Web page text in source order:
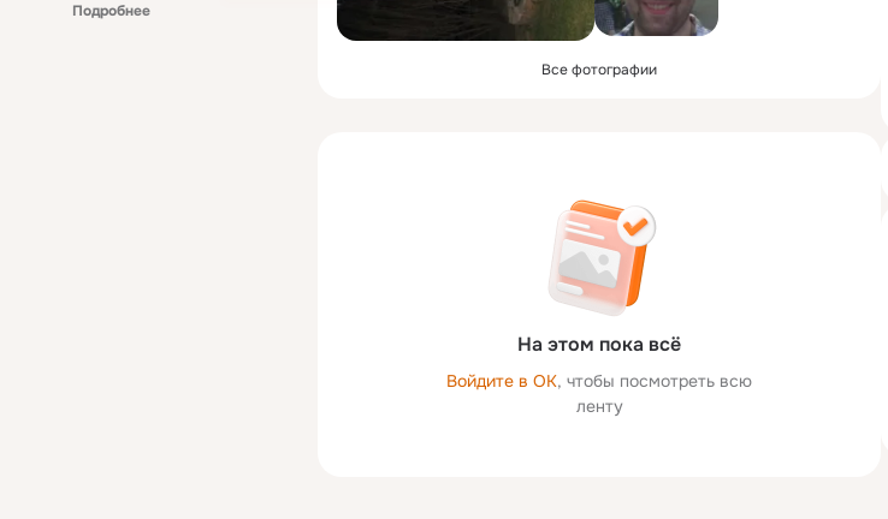
Подробнее
Все фотографии
На этом пока всё
Войдите в ОК, чтобы посмотреть всю
ленту